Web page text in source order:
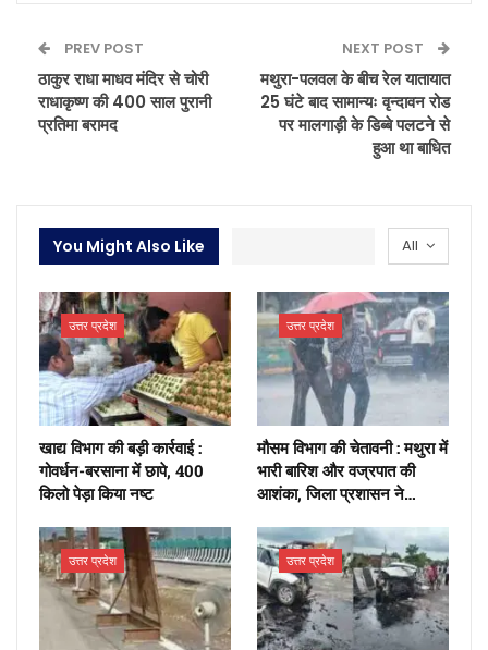
PREV POST
ठाकुर राधा माधव मंदिर से चोरी
राधाकृष्ण की 400 साल पुरानी
प्रतिमा बरामद
NEXT POST
मथुरा-पलवल के बीच रेल यातायात
25 घंटे बाद सामान्यः वृन्दावन रोड
पर मालगाड़ी के डिब्बे पलटने से
हुआ था बाधित
All
You Might Also Like
उत्तर प्रदेश
खाद्य विभाग की बड़ी कार्रवाई :
गोवर्धन-बरसाना में छापे, 400
किलो पेड़ा किया नष्ट
उत्तर प्रदेश
मौसम विभाग की चेतावनी : मथुरा में
भारी बारिश और वज्रपात की
आशंका, जिला प्रशासन ने…
उत्तर प्रदेश उत्तर प्रदेश